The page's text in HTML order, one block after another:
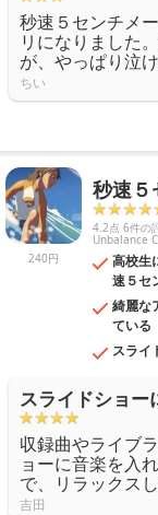
秒速５センチメ
リになりました
が、やっぱり泣け
ちい
240円
秒速５
4.2点 6件の
Unbalance
高校生
速５セ
綺麗な
ている
スライ
スライドショー
収録曲やライブ
ョーに音楽を入
で、リラックス
吉田